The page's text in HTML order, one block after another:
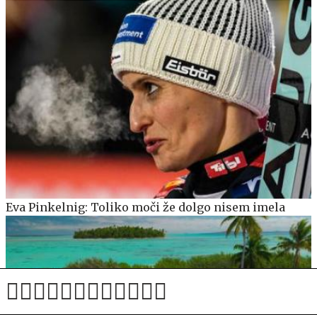
Eva Pinkelnig: Toliko moči že dolgo nisem imela